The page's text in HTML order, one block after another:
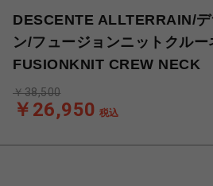
DESCENTE ALLTERRAIN/
ン/フュージョンニットクルー
FUSIONKNIT CREW NECK
￥26,950 税込
￥38,500